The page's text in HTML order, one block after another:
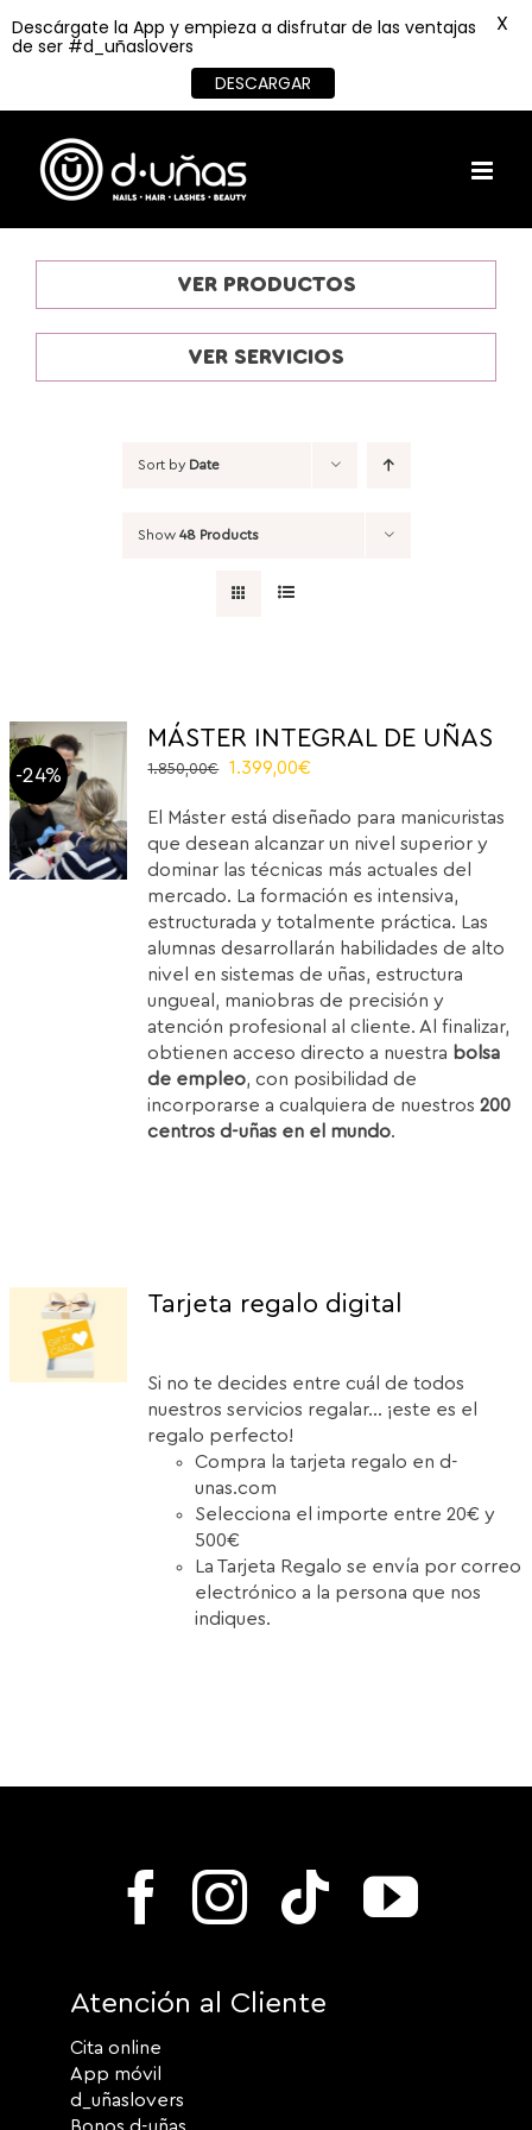
content
VER PRODUCTOS
VER SERVICIOS
Sort by Date
Show 48 Products
-24%
MÁSTER INTEGRAL DE UÑAS
1.850,00€
Original
was:
1.850,00€.
1.399,00€
is:
1.399,00€.
El Máster está diseñado para manicuristas
que desean alcanzar un nivel superior y
dominar las técnicas más actuales del
mercado. La formación es intensiva,
estructurada y totalmente práctica. Las
alumnas desarrollarán habilidades de alto
nivel en sistemas de uñas, estructura
ungueal, maniobras de precisión y
atención profesional al cliente. Al finalizar,
obtienen acceso directo a nuestra bolsa
de empleo, con posibilidad de
incorporarse a cualquiera de nuestros200
centros d-uñas en el mundo.
Tarjeta regalo digital
Si no te decides entre cuál de todos
nuestros servicios regalar... ¡este es el
regalo perfecto!
Compra la tarjeta regalo en d-
unas.com
Selecciona el importe entre 20€ y
500€
La Tarjeta Regalo se envía por correo
electrónico a la persona que nos
indiques.
Atención al Cliente
Cita online
App móvil
d_uñaslovers
Descárgate la App y empieza a disfrutar de las ventajas
de ser #d_uñaslovers
DESCARGAR
X